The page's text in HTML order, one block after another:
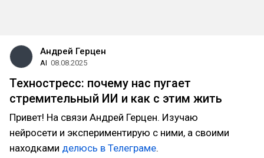
Андрей Герцен
AI 08.08.2025
Техностресс: почему нас пугает
стремительный ИИ и как с этим жить
Привет! На связи Андрей Герцен. Изучаю
нейросети и экспериментирую с ними, а своими
находками делюсь в Телеграме.